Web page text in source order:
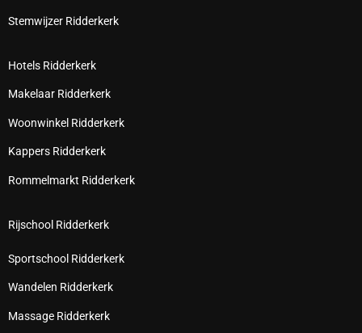
Stemwijzer Ridderkerk
Hotels Ridderkerk
Makelaar Ridderkerk
Woonwinkel Ridderkerk
Kappers Ridderkerk
Rommelmarkt Ridderkerk
Rijschool Ridderkerk
Sportschool Ridderkerk
Wandelen Ridderkerk
Massage Ridderkerk